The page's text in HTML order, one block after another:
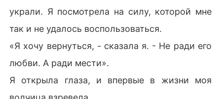
украли. Я посмотрела на силу, которой мне
так и не удалось воспользоваться.
«Я хочу вернуться, - сказала я. - Не ради его
любви. А ради мести».
Я открыла глаза, и впервые в жизни моя